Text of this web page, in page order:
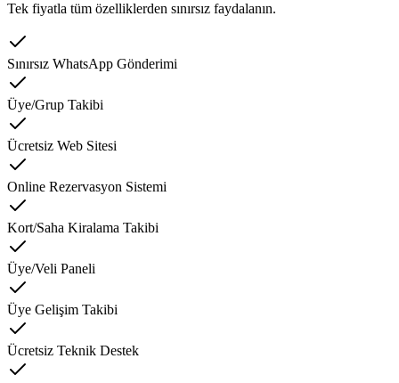
Tek fiyatla tüm özelliklerden sınırsız faydalanın.
Sınırsız WhatsApp Gönderimi
Üye/Grup Takibi
Ücretsiz Web Sitesi
Online Rezervasyon Sistemi
Kort/Saha Kiralama Takibi
Üye/Veli Paneli
Üye Gelişim Takibi
Ücretsiz Teknik Destek